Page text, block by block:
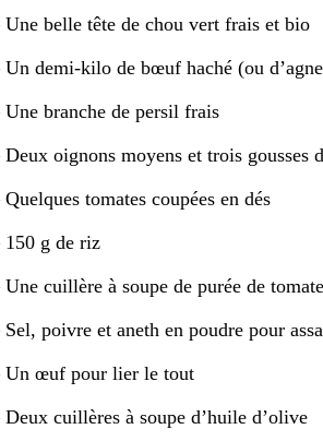
Une belle tête de chou vert frais et bio
Un demi-kilo de bœuf haché (ou
Une branche de persil frais
Deux oignons moyens et trois gousses
Quelques tomates coupées en dés
150 g de riz
Une cuillère à soupe de purée de tomate
Sel, poivre et aneth en poudre pour
Un œuf pour lier le tout
Deux cuillères à soupe d’huile d’olive